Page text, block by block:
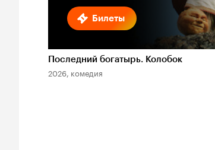
Билеты
Последний богатырь. Колобок
2026, комедия